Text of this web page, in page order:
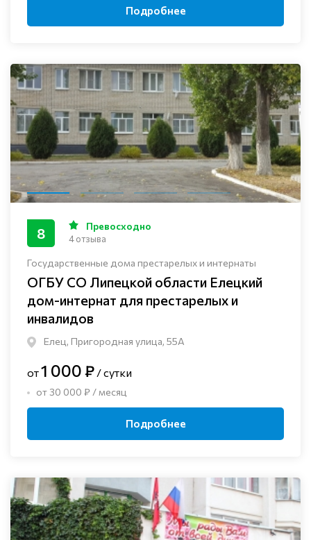
Подробнее
Государственные дома престарелых и интернаты
ОГБУ СО Липецкой области Елецкий
дом-интернат для престарелых и
инвалидов
Елец, Пригородная улица, 55А
8 Превосходно
4 отзыва
от1 000 ₽ / сутки
от 30 000 ₽ / месяц
Подробнее